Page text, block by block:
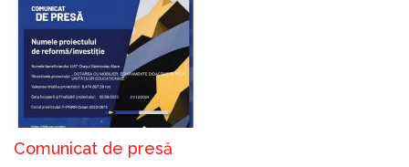
Comunicat de presă